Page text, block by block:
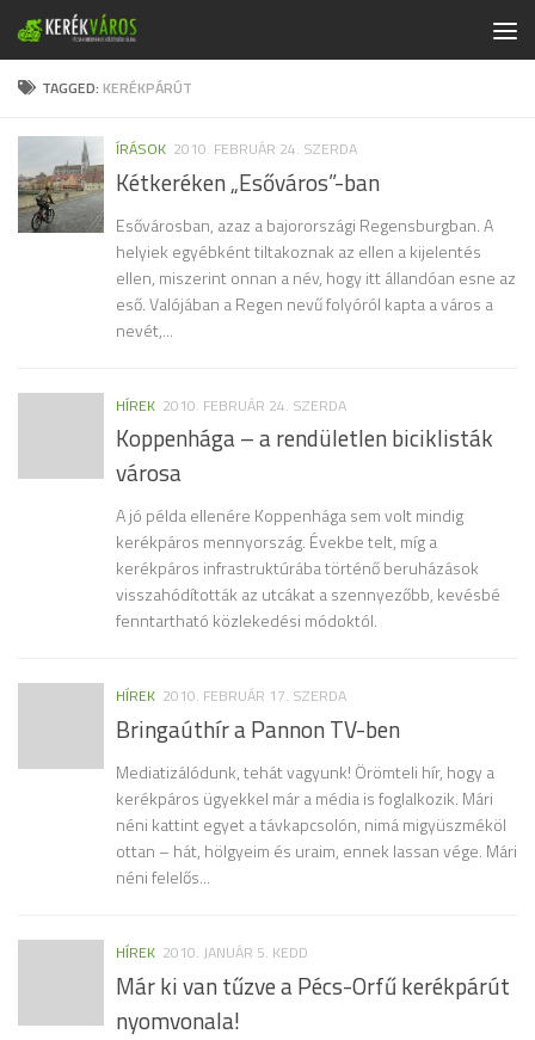
Skip to content
TAGGED: KERÉKPÁRÚT
ÍRÁSOK 2010. FEBRUÁR 24. SZERDA
Kétkeréken „Esőváros”-ban
Esővárosban, azaz a bajorországi Regensburgban. A
helyiek egyébként tiltakoznak az ellen a kijelentés
ellen, miszerint onnan a név, hogy itt állandóan esne az
eső. Valójában a Regen nevű folyóról kapta a város a
nevét,...
HÍREK 2010. FEBRUÁR 24. SZERDA
Koppenhága – a rendületlen biciklisták
városa
A jó példa ellenére Koppenhága sem volt mindig
kerékpáros mennyország. Évekbe telt, míg a
kerékpáros infrastruktúrába történő beruházások
visszahódították az utcákat a szennyezőbb, kevésbé
fenntartható közlekedési módoktól.
HÍREK 2010. FEBRUÁR 17. SZERDA
Bringaúthír a Pannon TV-ben
Mediatizálódunk, tehát vagyunk! Örömteli hír, hogy a
kerékpáros ügyekkel már a média is foglalkozik. Mári
néni kattint egyet a távkapcsolón, nimá migyüszméköl
ottan – hát, hölgyeim és uraim, ennek lassan vége. Mári
néni felelős...
HÍREK 2010. JANUÁR 5. KEDD
Már ki van tűzve a Pécs-Orfű kerékpárút
nyomvonala!